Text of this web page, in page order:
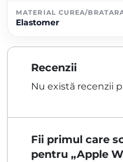
MATERIAL CUREA/
Elastomer
Recenzii
Nu există recenzii
Fii primul care
pentru „Apple